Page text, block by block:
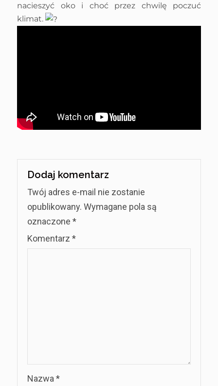
nacieszyć oko i choć przez chwilę poczuć
klimat.
Dodaj komentarz
Twój adres e-mail nie zostanie
opublikowany. Wymagane pola są
oznaczone *
Komentarz *
Nazwa *